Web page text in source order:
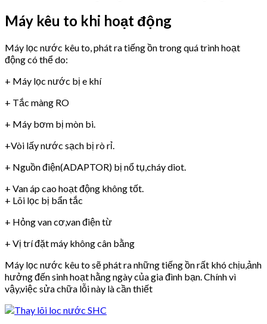
Máy kêu to khi hoạt động
Máy lọc nước kêu to, phát ra tiếng ồn trong quá trình hoạt
động có thể do:
+ Máy lọc nước bị e khí
+ Tắc màng RO
+ Máy bơm bị mòn bi.
+Vòi lấy nước sạch bị rò rỉ.
+ Nguồn điện(ADAPTOR) bị nổ tụ,cháy diot.
+ Van áp cao hoạt động không tốt.
+ Lõi lọc bị bẩn tắc
+ Hỏng van cơ,van điện từ
+ Vị trí đặt máy không cân bằng
Máy lọc nước kêu to sẽ phát ra những tiếng ồn rất khó chịu,ảnh
hưởng đến sinh hoạt hằng ngày của gia đình bạn. Chính vì
vậy,việc sửa chữa lỗi này là cần thiết